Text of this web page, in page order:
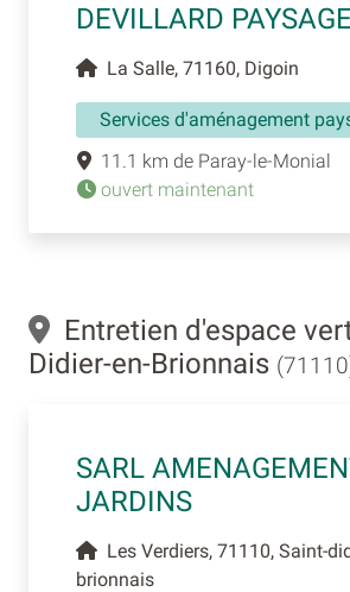
DEVILLARD PAYSAGE
La Salle, 71160, Digoin
Services d'aménagement
11.1 km de Paray-le-Monial
ouvert maintenant
Entretien d'espace
Didier-en-Brionnais
SARL
JARDINS
Les Verdiers, 71110, Saint-
brionnais